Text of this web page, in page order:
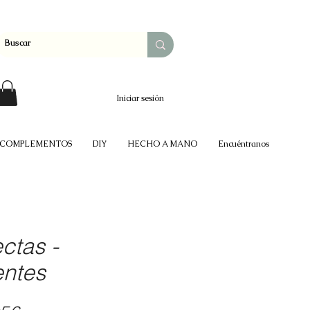
Iniciar sesión
COMPLEMENTOS DIY HECHO A MANO Encuéntranos
-